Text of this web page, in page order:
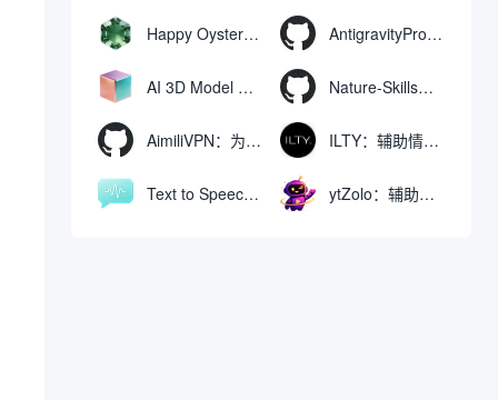
Happy Oyster AI：生成可交互式3D虚拟世界与视频的大模型 AntigravityProxyLauncher：免TUN全局代理使用Antigravity IDE
AI 3D Model Generator：通过文本和图像快速生成3D模型的在线工具 Nature-Skills：辅助撰写学术论文和绘制科研图表的智能体插件
AimiliVPN：为Linux提供纯净出站家庭IP的VPN代理网关 ILTY：辅助情绪疏导与提供行动建议的AI陪伴工具
Text to Speech AI：支持多说话人与情感控制的文字转语音工具 ytZolo：辅助创建和优化YouTube视频内容的生成工具